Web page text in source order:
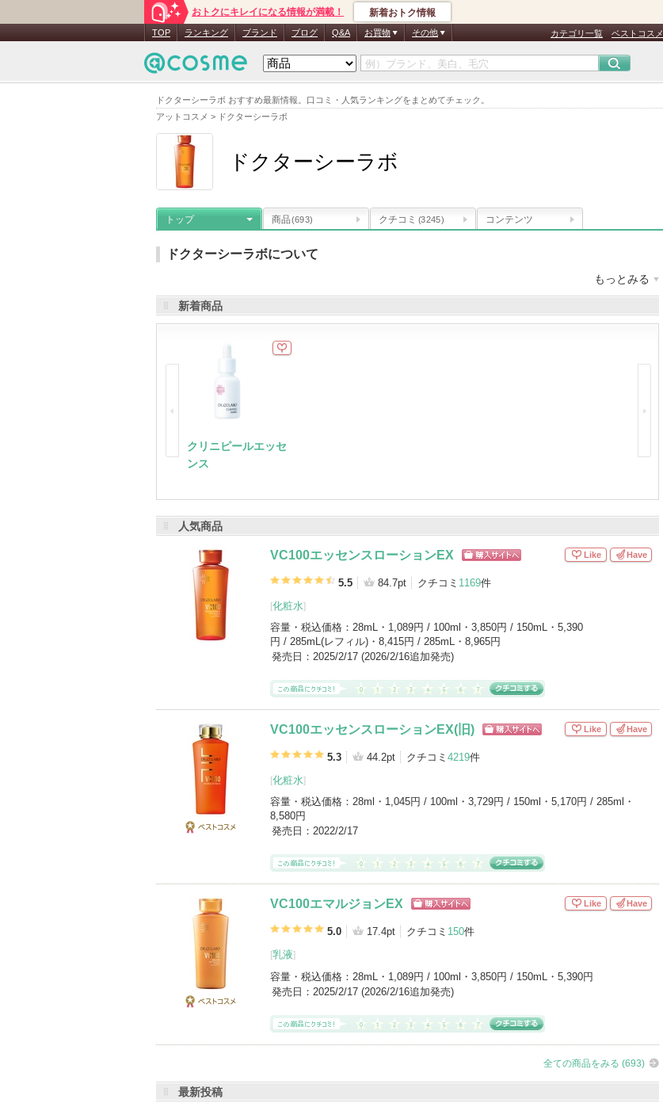
ドクターシーラボ おすすめ最新情報。口コミ・人気ランキングをまとめてチェック。
アットコスメ > ドクターシーラボ
おトクにキレイになる情報が満載！ 新着おトク情報
TOP ランキング ブランド ブログ Q&A お買物 その他 カテゴリ一覧 ベストコスメ
ドクターシーラボ
トップ 商品(693) クチコミ (3245) コンテンツ
ドクターシーラボについて
もっとみる
メーカー名：
お気に入り登録：398,137人
ドクターシーラボの登録商品
登録アイテムカテゴリ
日焼け止め・UVケア(顔用)（78）
健康サプリメント（44）
新着商品
クリニピールエッセ
ンス
人気商品
VC100エッセンスローションEX
グサイトへ
5.5 84.7pt クチコミ 1169件
[化粧水]
容量・税込価格： 28mL・1,089円 / 100ml・3,850円 / 150mL・5,390
円 / 285mL(レフィル)・8,415円 / 285mL・8,965円
発売日： 2025/2/17 (2026/2/16追加発売)
Like Have
VC100エッセンスローションEX(旧)
5.3 44.2pt クチコミ 4219件
[化粧水]
容量・税込価格： 28ml・1,045円 / 100ml・3,729円 / 150ml・5,170円 / 285ml・
8,580円
発売日： 2022/2/17
Like Have
VC100エマルジョンEX
グサイトへ
5.0 17.4pt クチコミ 150件
[乳液]
容量・税込価格： 28mL・1,089円 / 100ml・3,850円 / 150mL・5,390円
発売日： 2025/2/17 (2026/2/16追加発売)
Like Have
全ての商品をみる (693)
最新投稿